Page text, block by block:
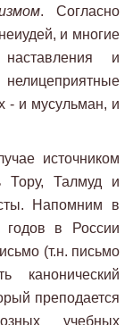
. Согласно
и многие
и
- и мусульман, и
источником
Тору, Талмуд и
Напомним в
в России
(т.н. письмо
канонический
преподается
учебных